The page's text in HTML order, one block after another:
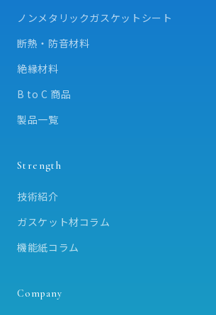
ノンメタリックガスケットシート
断熱・防音材料
絶縁材料
B to C 商品
製品一覧
Strength
技術紹介
ガスケット材コラム
機能紙コラム
Company